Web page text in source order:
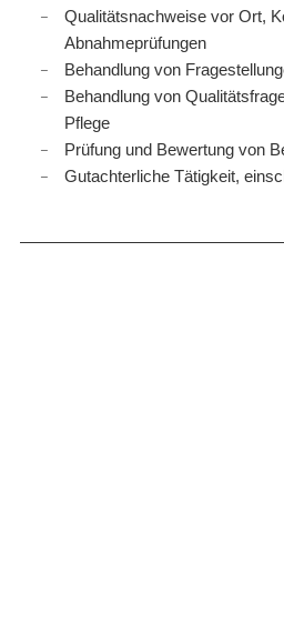
Qualitätsnachweise vor Ort,
Abnahmeprüfungen
Behandlung von
Behandlung von
Pflege
Prüfung und Bewertung von
Gutachterliche Tätigkeit,